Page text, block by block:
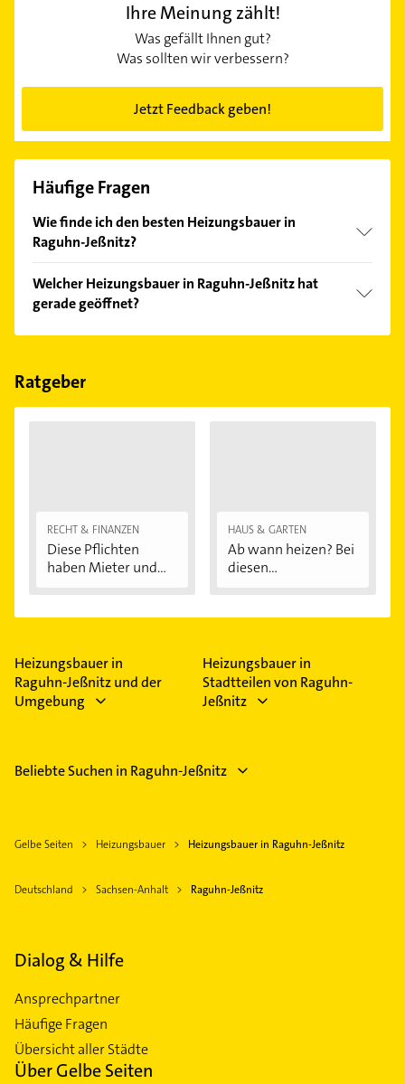
Ihre Meinung zählt!
Was gefällt Ihnen gut?
Was sollten wir verbessern?
Jetzt Feedback geben!
Häufige Fragen
Wie finde ich den besten Heizungsbauer in
Raguhn-Jeßnitz?
Kundenmeinungen und profitieren Sie von den
Empfehlungen. Die Suchergebnisse können Sie sich
einfach nachBewertungensortiert anzeigen lassen.
Welcher Heizungsbauer in Raguhn-Jeßnitz hat
gerade geöffnet?
Im Anbieter-Bereich finden Sie alleÖffnungszeiten.
Feiertagen abweichen können.
Ratgeber
RECHT & FINANZEN
Diese Pflichten
haben Mieter und...
HAUS & GARTEN
Ab wann heizen? Bei
diesen
Heizungsbauer in
Raguhn-Jeßnitz und der
Umgebung
Heizungsbauer in
Stadtteilen von Raguhn-
Jeßnitz
Beliebte Suchen in Raguhn-Jeßnitz
Gelbe Seiten Heizungsbauer Heizungsbauer in Raguhn-Jeßnitz
Deutschland Sachsen-Anhalt Raguhn-Jeßnitz
Dialog & Hilfe
Ansprechpartner
Häufige Fragen
Übersicht aller Städte
Über Gelbe Seiten